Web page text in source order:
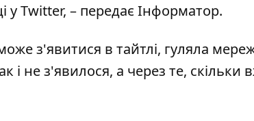
уTwitter, – передає Інформатор.
з'явитися в тайтлі, гуляла
не з'явилося, а через те, скільки